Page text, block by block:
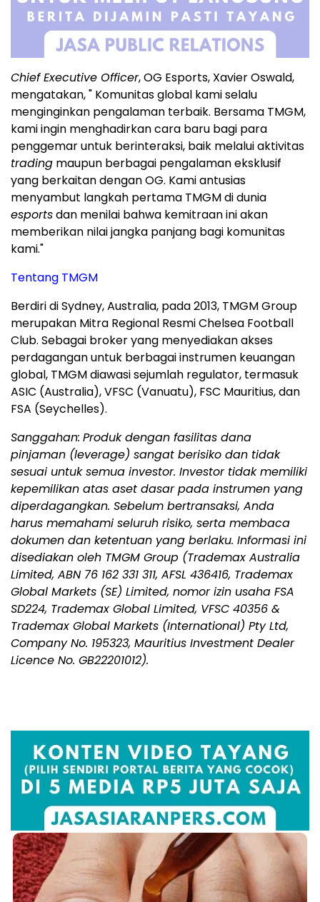
Chief Executive Officer, OG Esports, Xavier Oswald,
mengatakan, " Komunitas global kami selalu
menginginkan pengalaman terbaik. Bersama TMGM,
kami ingin menghadirkan cara baru bagi para
penggemar untuk berinteraksi, baik melalui aktivitas
trading maupun berbagai pengalaman eksklusif
yang berkaitan dengan OG. Kami antusias
menyambut langkah pertama TMGM di dunia
esportsdan menilai bahwa kemitraan ini akan
memberikan nilai jangka panjang bagi komunitas
kami."
Tentang TMGM
Berdiri di Sydney, Australia, pada 2013, TMGM Group
merupakan Mitra Regional Resmi Chelsea Football
Club. Sebagai broker yang menyediakan akses
perdagangan untuk berbagai instrumen keuangan
global, TMGM diawasi sejumlah regulator, termasuk
ASIC (Australia), VFSC (Vanuatu), FSC Mauritius, dan
FSA (Seychelles).
Sanggahan: Produk dengan fasilitas dana
pinjaman (leverage) sangat berisiko dan tidak
sesuai untuk semua investor. Investor tidak memiliki
kepemilikan atas aset dasar pada instrumen yang
diperdagangkan. Sebelum bertransaksi, Anda
harus memahami seluruh risiko, serta membaca
dokumen dan ketentuan yang berlaku. Informasi ini
disediakan oleh TMGM Group (Trademax Australia
Limited, ABN 76 162 331 311, AFSL 436416, Trademax
Global Markets (SE) Limited, nomor izin usaha FSA
SD224, Trademax Global Limited, VFSC 40356 &
Trademax Global Markets (International) Pty Ltd,
Company No. 195323, Mauritius Investment Dealer
Licence No. GB22201012).